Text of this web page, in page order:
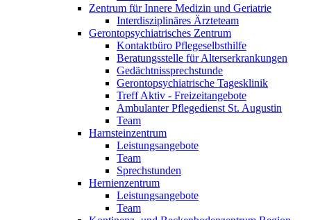
Zentrum für Innere Medizin und Geriatrie
Interdisziplinäres Ärzteteam
Gerontopsychiatrisches Zentrum
Kontaktbüro Pflegeselbsthilfe
Beratungsstelle für Alterserkrankungen
Gedächtnissprechstunde
Gerontopsychiatrische Tagesklinik
Treff Aktiv - Freizeitangebote
Ambulanter Pflegedienst St. Augustin
Team
Harnsteinzentrum
Leistungsangebote
Team
Sprechstunden
Hernienzentrum
Leistungsangebote
Team